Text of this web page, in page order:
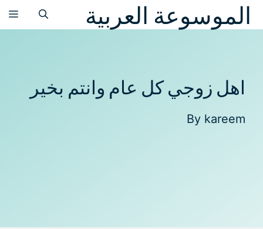
انتقلالموسوعة العربية
اهل زوجي كل عام وانتم بخير
By kareem